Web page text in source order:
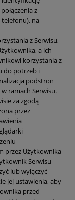
z
telefonu), na
z Serwisu,
a ich
korzystania z
do potrzeb i
podstron
ramach Serwisu.
za zgodą
przez
przez Użytkownika
Serwisu
lub wyłączyć
jej ustawienia, aby
przed